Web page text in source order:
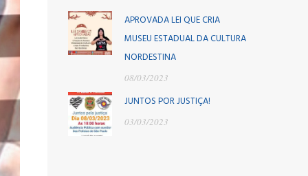
APROVADA LEI QUE CRIA
MUSEU ESTADUAL DA CULTURA
NORDESTINA
08/03/2023
JUNTOS POR JUSTIÇA!
03/03/2023